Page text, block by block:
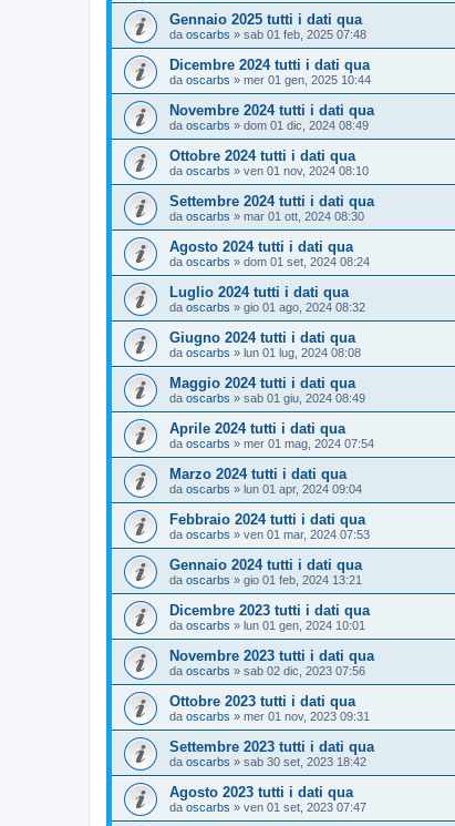
Gennaio 2025 tutti i dati qua
da oscarbs » sab 01 feb, 2025 07:48
Dicembre 2024 tutti i dati qua
da oscarbs » mer 01 gen, 2025 10:44
Novembre 2024 tutti i dati qua
da oscarbs » dom 01 dic, 2024 08:49
Ottobre 2024 tutti i dati qua
da oscarbs » ven 01 nov, 2024 08:10
Settembre 2024 tutti i dati qua
da oscarbs » mar 01 ott, 2024 08:30
Agosto 2024 tutti i dati qua
da oscarbs » dom 01 set, 2024 08:24
Luglio 2024 tutti i dati qua
da oscarbs » gio 01 ago, 2024 08:32
Giugno 2024 tutti i dati qua
da oscarbs » lun 01 lug, 2024 08:08
Maggio 2024 tutti i dati qua
da oscarbs » sab 01 giu, 2024 08:49
Aprile 2024 tutti i dati qua
da oscarbs » mer 01 mag, 2024 07:54
Marzo 2024 tutti i dati qua
da oscarbs » lun 01 apr, 2024 09:04
Febbraio 2024 tutti i dati qua
da oscarbs » ven 01 mar, 2024 07:53
Gennaio 2024 tutti i dati qua
da oscarbs » gio 01 feb, 2024 13:21
Dicembre 2023 tutti i dati qua
da oscarbs » lun 01 gen, 2024 10:01
Novembre 2023 tutti i dati qua
da oscarbs » sab 02 dic, 2023 07:56
Ottobre 2023 tutti i dati qua
da oscarbs » mer 01 nov, 2023 09:31
Settembre 2023 tutti i dati qua
da oscarbs » sab 30 set, 2023 18:42
Agosto 2023 tutti i dati qua
da oscarbs » ven 01 set, 2023 07:47